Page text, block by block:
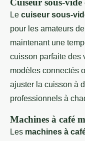
Cuiseur sous-vide
Le cuiseur sous-
pour les amateurs
maintenant une
cuisson parfaite des
modèles connectés
ajuster la cuisson à
professionnels à
Machines à café
Les machines à